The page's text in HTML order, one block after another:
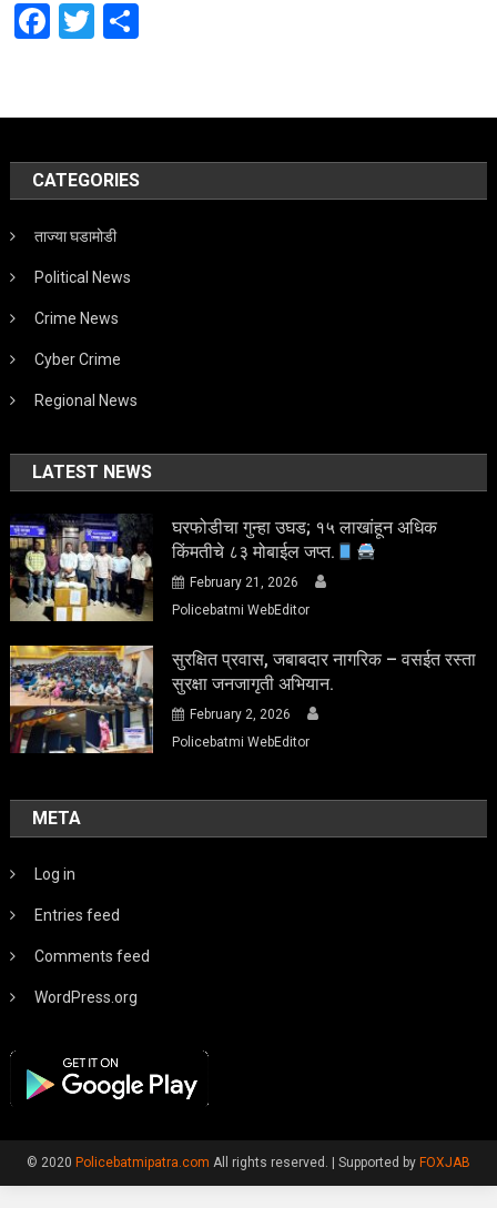
Facebook
Twitter
Share
CATEGORIES
ताज्या घडामोडी
Political News
Crime News
Cyber Crime
Regional News
LATEST NEWS
घरफोडीचा गुन्हा उघड; १५ लाखांहून अधिक
किंमतीचे ८३ मोबाईल जप्त.
February 21, 2026
Policebatmi WebEditor
सुरक्षित प्रवास, जबाबदार नागरिक – वसईत रस्ता
सुरक्षा जनजागृती अभियान.
February 2, 2026
Policebatmi WebEditor
META
Log in
Entries feed
Comments feed
WordPress.org
© 2020 Policebatmipatra.com All rights reserved. Supported by FOXJAB